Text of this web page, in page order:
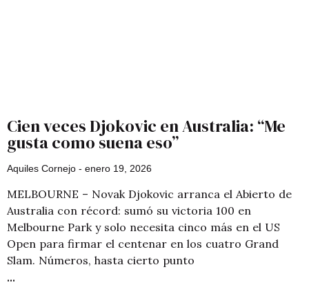
Cien veces Djokovic en Australia: “Me
gusta como suena eso”
Aquiles Cornejo enero 19, 2026
MELBOURNE – Novak Djokovic arranca el Abierto de
Australia con récord: sumó su victoria 100 en
Melbourne Park y solo necesita cinco más en el US
Open para firmar el centenar en los cuatro Grand
Slam. Números, hasta cierto punto